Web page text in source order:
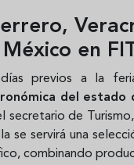
en
previos a la
del estado
secretario de
se servirá una
combinando